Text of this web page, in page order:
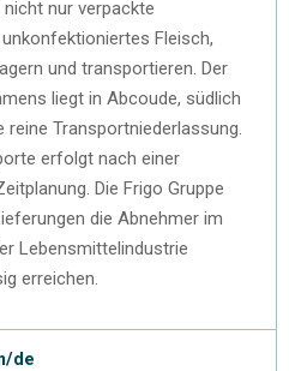
nur verpackte
Fleisch,
und transportieren. Der
liegt in Abcoude, südlich
Transportniederlassung.
erfolgt nach einer
Die Frigo Gruppe
die Abnehmer im
Lebensmittelindustrie
erreichen.
de